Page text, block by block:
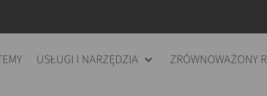
USŁUGI I NARZĘDZIA ZRÓWNOWAŻONY